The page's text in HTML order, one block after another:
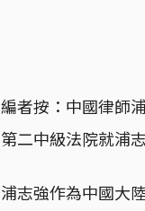
編者按：中國律師
第二中級法院就浦
浦志強作為中國大